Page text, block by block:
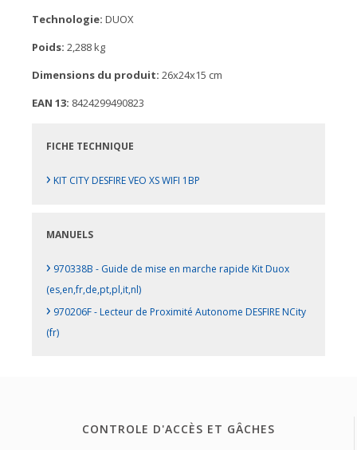
Technologie: DUOX
Poids: 2,288 kg
Dimensions du produit: 26x24x15 cm
EAN 13: 8424299490823
FICHE TECHNIQUE
› KIT CITY DESFIRE VEO XS WIFI 1BP
MANUELS
› 970338B - Guide de mise en marche rapide Kit Duox
(es,en,fr,de,pt,pl,it,nl)
› 970206F - Lecteur de Proximité Autonome DESFIRE NCity
(fr)
CONTROLE D'ACCÈS ET GÂCHES